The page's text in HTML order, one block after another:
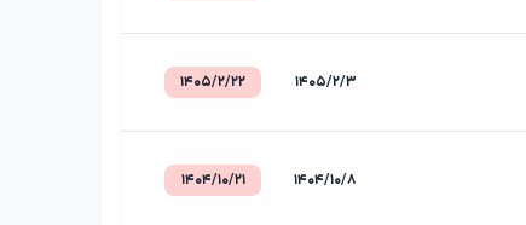
۱۴۰۵/۲/۳ ۱۴۰۵/۲/۲۲
۱۴۰۴/۱۰/۸ ۱۴۰۴/۱۰/۲۱